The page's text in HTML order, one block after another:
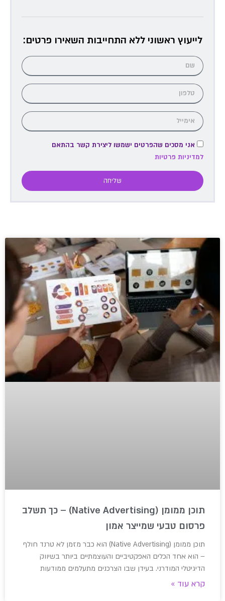
לייעוץ ראשוני ללא התחייבות השאירו פרטים:
אני מסכים שהפרטים ישמשו ליצירת קשר בהתאם
למדיניות פרטיות
שליחה
תוכן ממומן (Native Advertising) – כך תשלב
פרסום טבעי שמייצר אמון
תוכן ממומן (Native Advertising) הוא כבר מזמן לא טרנד חולף
– הוא אחד הכלים האפקטיביים והעוצמתיים ביותר בשיווק
הדיגיטלי המודרני. בעידן שבו הצרכנים מתעלמים ממודעות
קרא עוד »